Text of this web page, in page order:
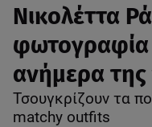
Νικολέττα
φωτογραφία
ανήμερα της
Τσουγκρίζουν τα
matchy outfits